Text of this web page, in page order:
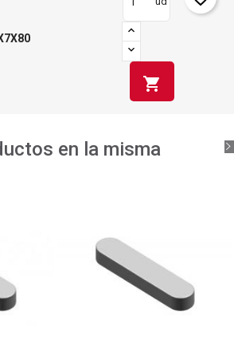
shopping_cart
en la misma